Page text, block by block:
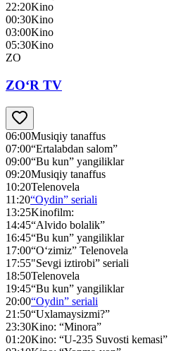
22:20Kino
00:30Kino
03:00Kino
05:30Kino
ZO
ZO‘R TV
06:00Musiqiy tanaffus
07:00“Ertalabdan salom”
09:00“Bu kun” yangiliklar
09:20Musiqiy tanaffus
10:20Telenovela
11:20“Oydin” seriali
13:25Kinofilm:
14:45“Alvido bolalik”
16:45“Bu kun” yangiliklar
17:00“O‘zimiz” Telenovela
17:55"Sevgi iztirobi” seriali
18:50Telenovela
19:45“Bu kun” yangiliklar
20:00“Oydin” seriali
21:50“Uxlamaysizmi?”
23:30Kino: “Minora”
01:20Kino: “U-235 Suvosti kemasi”